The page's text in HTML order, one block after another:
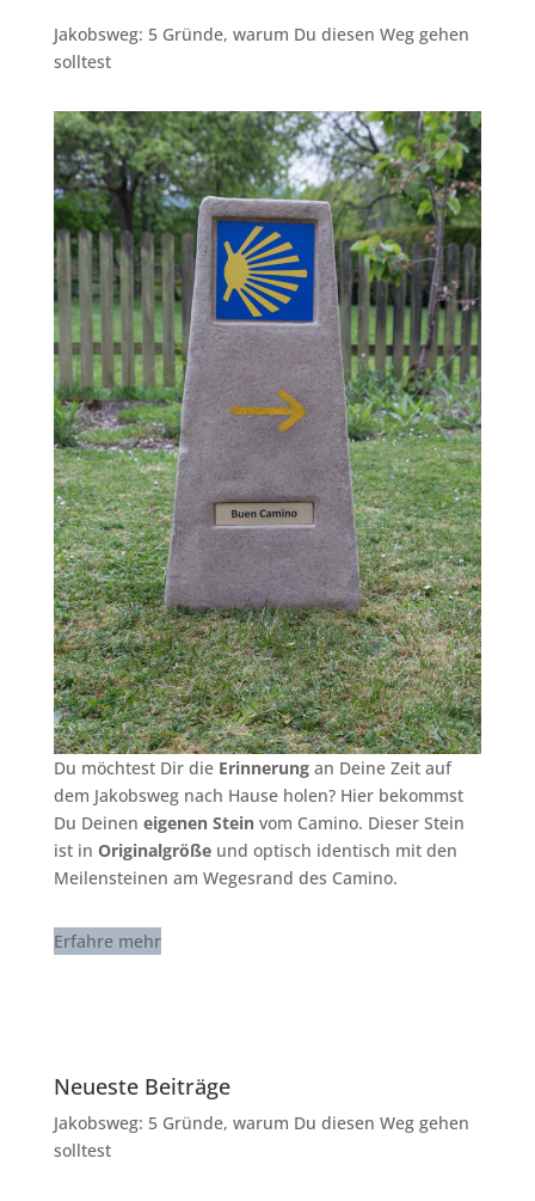
Jakobsweg: 5 Gründe, warum Du diesen Weg gehen
solltest
Du möchtest Dir die Erinnerungan Deine Zeit auf
dem Jakobsweg nach Hause holen? Hier bekommst
Du Deinen eigenen Steinvom Camino. Dieser Stein
ist in Originalgrößeund optisch identisch mit den
Meilensteinen am Wegesrand des Camino.
Erfahre mehr
Neueste Beiträge
Jakobsweg: 5 Gründe, warum Du diesen Weg gehen
solltest